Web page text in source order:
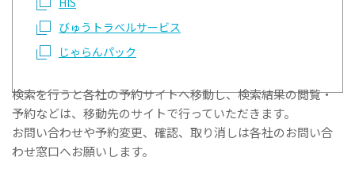
びゅうトラベルサービス
じゃらんパック
検索を行うと各社の予約サイトへ移動し、検索結果の閲覧・
予約などは、移動先のサイトで行っていただきます。
お問い合わせや予約変更、確認、取り消しは各社のお問い合
わせ窓口へお願いします。